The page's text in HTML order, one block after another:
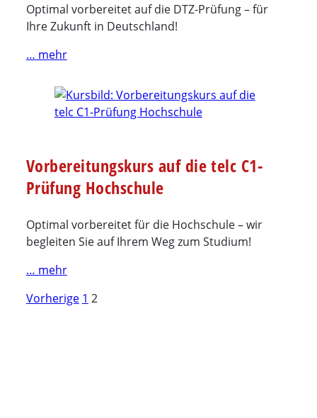
Optimal vorbereitet auf die DTZ-Prüfung – für
Ihre Zukunft in Deutschland!
… mehr
Vorbereitungskurs auf die telc C1-
Prüfung Hochschule
Optimal vorbereitet für die Hochschule – wir
begleiten Sie auf Ihrem Weg zum Studium!
… mehr
Seitennummerierung
Vorherige 1 2